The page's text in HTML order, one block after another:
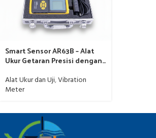
Smart Sensor AR63B – Alat
Ukur Getaran Presisi dengan
Alat Ukur dan Uji,Vibration
Meter